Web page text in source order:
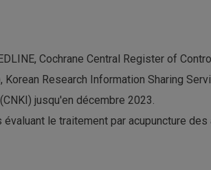
Cochrane Central Register of
Research Information Sharing
jusqu'en décembre 2023.
le traitement par acupuncture des